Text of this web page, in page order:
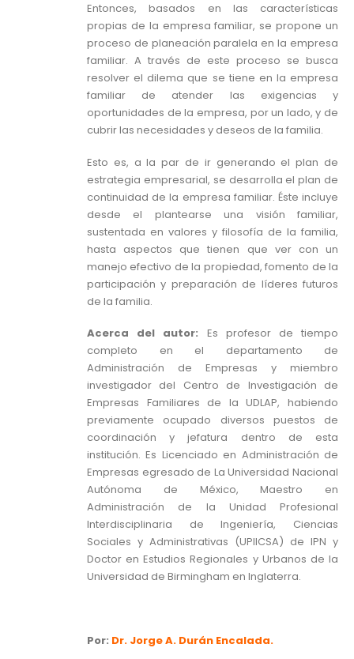
Entonces, basados en las características
propias de la empresa familiar, se propone un
proceso de planeación paralela en la empresa
familiar. A través de este proceso se busca
resolver el dilema que se tiene en la empresa
familiar de atender las exigencias y
oportunidades de la empresa, por un lado, y de
cubrir las necesidades y deseos de la familia.
Esto es, a la par de ir generando el plan de
estrategia empresarial, se desarrolla el plan de
continuidad de la empresa familiar. Éste incluye
desde el plantearse una visión familiar,
sustentada en valores y filosofía de la familia,
hasta aspectos que tienen que ver con un
manejo efectivo de la propiedad, fomento de la
participación y preparación de líderes futuros
de la familia.
Acerca del autor: Es profesor de tiempo
completo en el departamento de
Administración de Empresas y miembro
investigador del Centro de Investigación de
Empresas Familiares de la UDLAP, habiendo
previamente ocupado diversos puestos de
coordinación y jefatura dentro de esta
institución. Es Licenciado en Administración de
Empresas egresado de La Universidad Nacional
Autónoma de México, Maestro en
Administración de la Unidad Profesional
Interdisciplinaria de Ingeniería, Ciencias
Sociales y Administrativas (UPIICSA) de IPN y
Doctor en Estudios Regionales y Urbanos de la
Universidad de Birmingham en Inglaterra.
Por: Dr. Jorge A. Durán Encalada.